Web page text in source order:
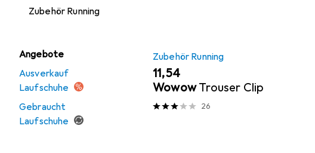
Zubehör Running
Angebote
Ausverkauf
Laufschuhe
Gebraucht
Laufschuhe
Zubehör Running
EUR
11,54
Wowow Trouser Clip
26